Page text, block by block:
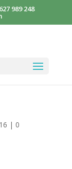
627 989 248
| 0